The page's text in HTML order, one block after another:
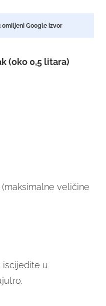
omiljeni Google izvor
(oko 0,5 litara)
veličine
iscijedite u